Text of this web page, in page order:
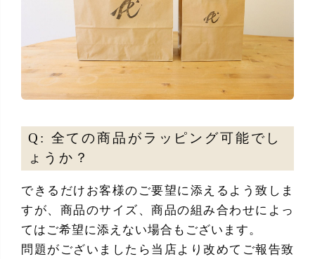
Q: 全ての商品がラッピング可能でし
ょうか？
できるだけお客様のご要望に添えるよう致しま
すが、商品のサイズ、商品の組み合わせによっ
てはご希望に添えない場合もございます。
問題がございましたら当店より改めてご報告致